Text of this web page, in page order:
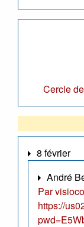
Cercle
8 février
André
Par
https://